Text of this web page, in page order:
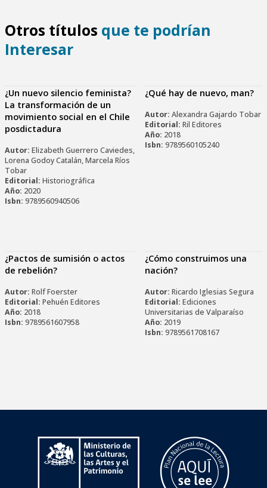
Otros títulos que te podrían
Interesar
¿Un nuevo silencio feminista?
La transformación de un
movimiento social en el Chile
posdictadura
Autor: Elizabeth Guerrero Caviedes,
Lorena Godoy Catalán, Marcela Ríos
Tobar
Editorial: Historiográfica
Año: 2020
Isbn: 9789560940506
¿Qué hay de nuevo, man?
Autor: Alexandra Gajardo Tobar
Editorial: Ril Editores
Año: 2018
Isbn: 9789560105240
¿Pactos de sumisión o actos
de rebelión?
Autor: Rolf Foerster
Editorial: Pehuén Editores
Año: 2018
Isbn: 9789561607958
¿Cómo construimos una
nación?
Autor: Ricardo Iglesias Segura
Editorial: Ediciones
Universitarias de Valparaíso
Año: 2019
Isbn: 9789561708167